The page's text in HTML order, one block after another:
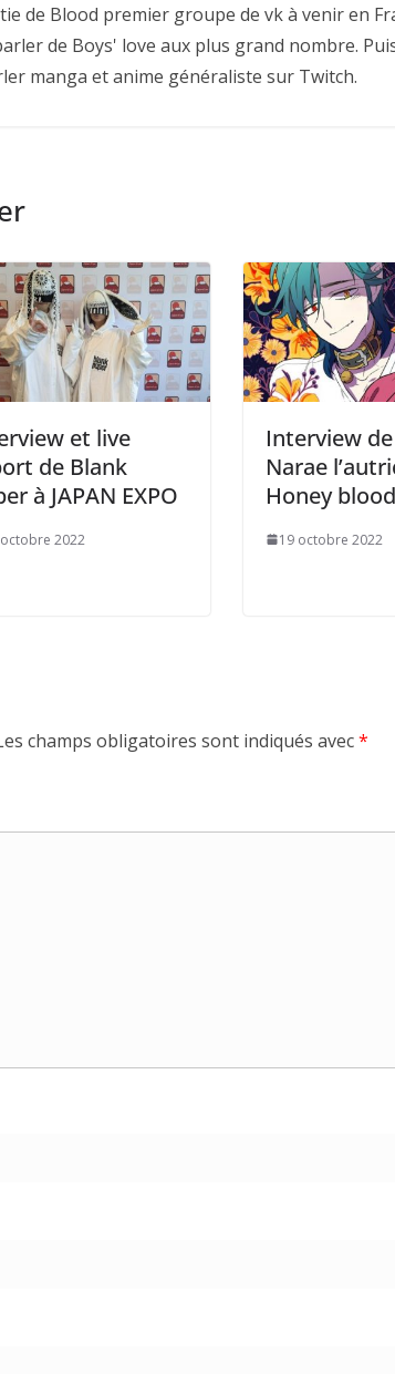
de Blood premier groupe de vk à venir en
de Boys' love aux plus grand nombre.
manga et anime généraliste sur Twitch.
et live
de Blank
à JAPAN EXPO
2022
Interview
Narae
Honey blood
19 octobre 2022
champs obligatoires sont indiqués avec*